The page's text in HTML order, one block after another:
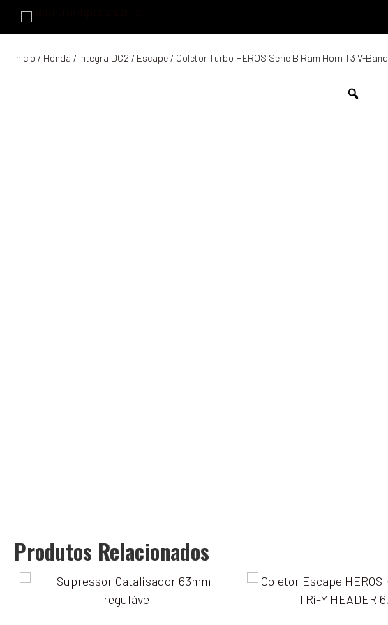
Início / Honda / Integra DC2 / Escape/ Coletor Turbo HEROS Serie B Ram Horn T3 V-Band
Produtos Relacionados